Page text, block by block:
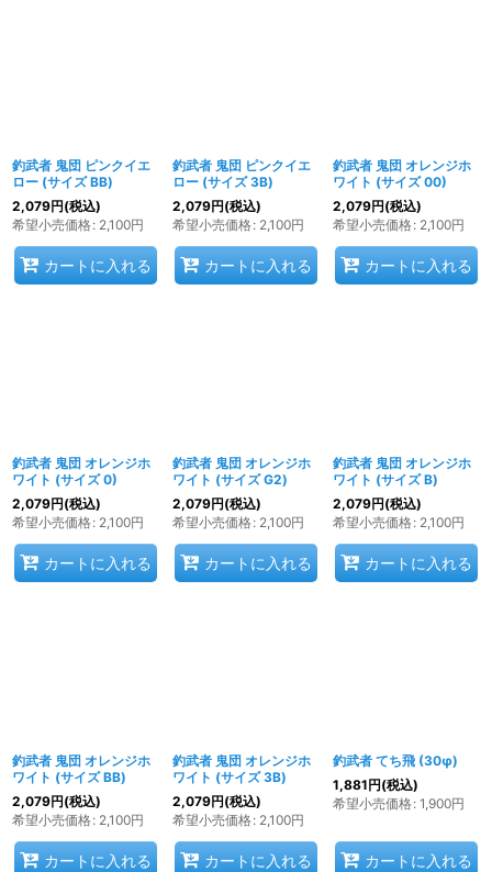
釣武者 鬼団 ピンクイエ
ロー (サイズ BB)
2,079円(税込)
希望小売価格: 2,100円
カートに入れる
釣武者 鬼団 ピンクイエ
ロー (サイズ 3B)
2,079円(税込)
希望小売価格: 2,100円
カートに入れる
釣武者 鬼団 オレンジホ
ワイト (サイズ 00)
2,079円(税込)
希望小売価格: 2,100円
カートに入れる
釣武者 鬼団 オレンジホ
ワイト (サイズ 0)
2,079円(税込)
希望小売価格: 2,100円
カートに入れる
釣武者 鬼団 オレンジホ
ワイト (サイズ G2)
2,079円(税込)
希望小売価格: 2,100円
カートに入れる
釣武者 鬼団 オレンジホ
ワイト (サイズ B)
2,079円(税込)
希望小売価格: 2,100円
カートに入れる
釣武者 鬼団 オレンジホ
ワイト (サイズ BB)
2,079円(税込)
希望小売価格: 2,100円
カートに入れる
釣武者 鬼団 オレンジホ
ワイト (サイズ 3B)
2,079円(税込)
希望小売価格: 2,100円
カートに入れる
釣武者 てち飛 (30φ)
1,881円(税込)
希望小売価格: 1,900円
カートに入れる